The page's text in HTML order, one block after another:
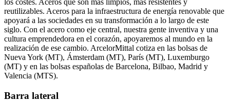
los costes. Aceros que son más limpios, más resistentes y
reutilizables. Aceros para la infraestructura de energía renovable que
apoyará a las sociedades en su transformación a lo largo de este
siglo. Con el acero como eje central, nuestra gente inventiva y una
cultura emprendedora en el corazón, apoyaremos al mundo en la
realización de ese cambio. ArcelorMittal cotiza en las bolsas de
Nueva York (MT), Ámsterdam (MT), París (MT), Luxemburgo
(MT) y en las bolsas españolas de Barcelona, ​​Bilbao, Madrid y
Valencia (MTS).
Barra lateral